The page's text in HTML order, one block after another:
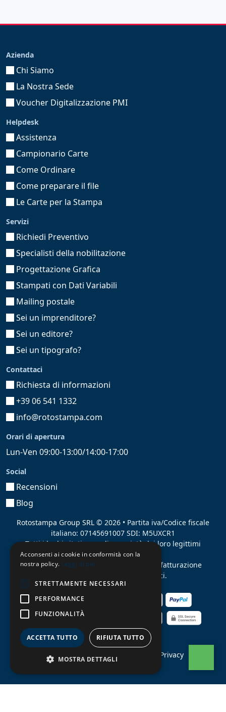
Azienda
Chi Siamo
La Nostra Sede
Voucher Digitalizzazione PMI
Helpdesk
Assistenza
Campionario Carte
Come Ordinare
Come preparare il file
Le Carte per la Stampa
Servizi
Richiedi Preventivo
Specialisti della nobilitazione
Progettazione Grafica
Stampati con Dati Variabili
Mailing postale
Sei un imprenditore?
Sei un editore?
Sei un tipografo?
Contattaci
Richiesta di informazioni
+39 06 541 1332
info@rotostampa.com
Orari di apertura
Lun-Ven 09:00-13:00/14:00-17:00
Social
Recensioni
Blog
Rotostampa Group SRL © 2026 • Partita iva/Codice fiscale
italiano: 07145691007 SDI: M5UXCR1
Tutti i loghi citati sono di proprietà dei loro legittimi
proprietari.
Azienda presente sul MEPA
adibita alla fatturazione
elettronica per gli Enti pubblici.
Contratti • Condizioni di pagamento Privacy
Acconsenti ai cookie in conformità con la
nostra policy. Leggi di più
STRETTAMENTE NECESSARI
PERFORMANCE
FUNZIONALITÀ
ACCETTA TUTTO RIFIUTA TUTTO
MOSTRA DETTAGLI